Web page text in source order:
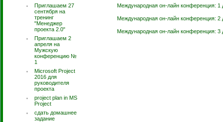
Приглашаем 27
сентября на
тренинг
"Менеджер
проекта 2.0"
Приглашаем 2
апреля на
Мужскую
конференцию №
1
Microsoft Project
2016 для
руководителя
проекта
project plan in MS
Project
сдать домашнее
задание
Международная он-лайн конференция: 1
Международная он-лайн конференция: 2
Международная он-лайн конференция: 3